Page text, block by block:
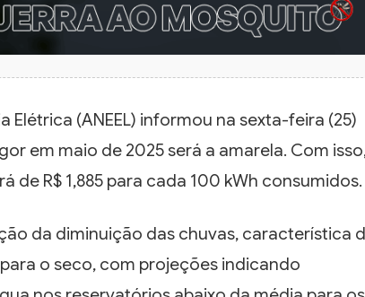
Elétrica (ANEEL) informou na sexta-feira (25)
em maio de 2025 será a amarela. Com
de R$ 1,885 para cada 100 kWh consumidos.
da diminuição das chuvas, característica
o seco, com projeções indicando